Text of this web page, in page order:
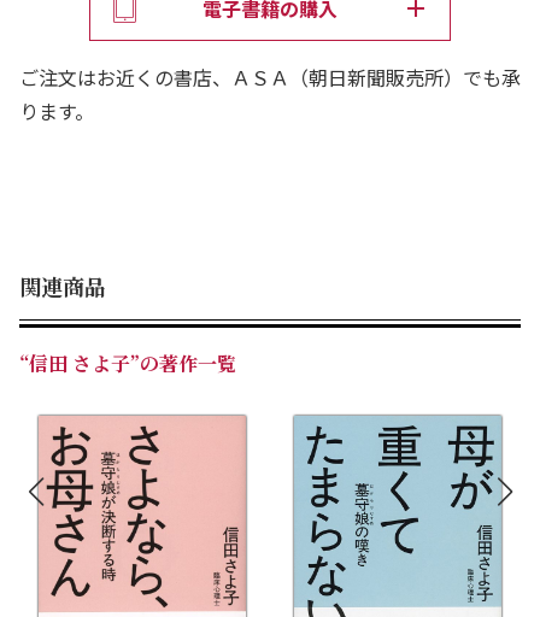
電子書籍の購入
ご注文はお近くの書店、ＡＳＡ（朝日新聞販売所）でも承
ります。
関連商品
“信田 さよ子”の著作一覧